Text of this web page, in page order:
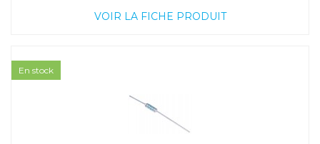
VOIR LA FICHE PRODUIT
En stock